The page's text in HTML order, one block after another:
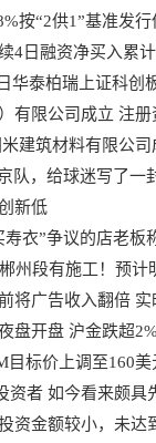
按“2供1”基准发
4日融资净买入累计
华泰柏瑞上证科创
有限公司成立 注
建筑材料有限公
队，给球迷写了一
新低
寿衣”争议的店老
州段有施工！预计
将广告收入翻倍 实
盘开盘 沪金跌超2%
目标价上调至160美
资者 如今看来颇具
资金额较小，未达